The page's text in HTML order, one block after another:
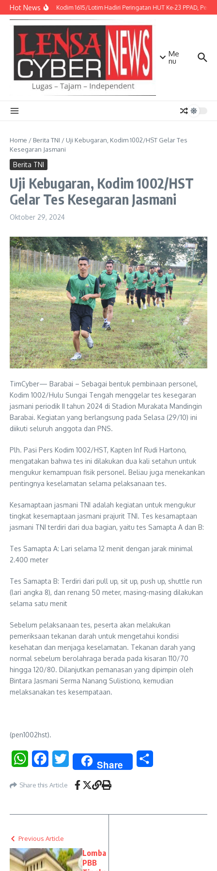
Lewati ke konten
Hot NewsKasdim Kodim 1615/Lotim Hadiri Peringatan HUT Ke-23 PPAD,
Me
nu
Home / Berita TNI / Uji Kebugaran, Kodim 1002/HST Gelar Tes
Kesegaran Jasmani
Berita TNI
Uji Kebugaran, Kodim 1002/HST
Gelar Tes Kesegaran Jasmani
Oktober 29, 2024
TimCyber— Barabai – Sebagai bentuk pembinaan personel,
Kodim 1002/Hulu Sungai Tengah menggelar tes kesegaran
jasmani periodik II tahun 2024 di Stadion Murakata Mandingin
Barabai. Kegiatan yang berlangsung pada Selasa (29/10) ini
diikuti seluruh anggota dan PNS.
Plh. Pasi Pers Kodim 1002/HST, Kapten Inf Rudi Hartono,
mengatakan bahwa tes ini dilakukan dua kali setahun untuk
mengukur kemampuan fisik personel. Beliau juga menekankan
pentingnya keselamatan selama pelaksanaan tes.
Kesamaptaan jasmani TNI adalah kegiatan untuk mengukur
tingkat kesemaptaan jasmani prajurit TNI. Tes kesamaptaan
jasmani TNI terdiri dari dua bagian, yaitu tes Samapta A dan B:
Tes Samapta A: Lari selama 12 menit dengan jarak minimal
2.400 meter
Tes Samapta B: Terdiri dari pull up, sit up, push up, shuttle run
(lari angka 8), dan renang 50 meter, masing-masing dilakukan
selama satu menit
Sebelum pelaksanaan tes, peserta akan melakukan
pemeriksaan tekanan darah untuk mengetahui kondisi
kesehatan dan menjaga keselamatan. Tekanan darah yang
normal sebelum berolahraga berada pada kisaran 110/70
hingga 120/80. Dilanjutkan pemanasan yang dipimpin oleh
Bintara Jasmani Serma Nanang Sulistiono, kemudian
melaksanakan tes kesempataan.
(pen1002hst).
WhatsAppFacebookTwitter Share
Share this Article
Previous Article
Lomba
PBB